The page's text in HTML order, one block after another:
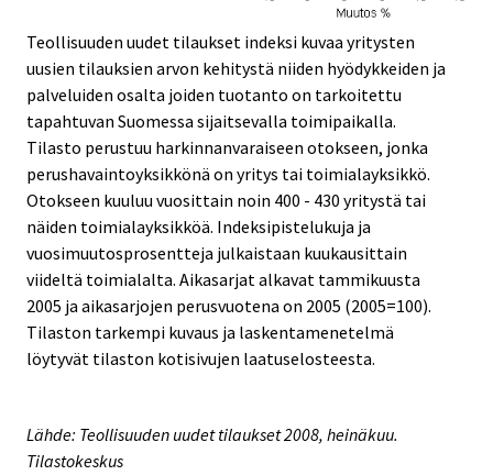
Teollisuuden uudet tilaukset indeksi kuvaa yritysten
uusien tilauksien arvon kehitystä niiden hyödykkeiden ja
palveluiden osalta joiden tuotanto on tarkoitettu
tapahtuvan Suomessa sijaitsevalla toimipaikalla.
Tilasto perustuu harkinnanvaraiseen otokseen, jonka
perushavaintoyksikkönä on yritys tai toimialayksikkö.
Otokseen kuuluu vuosittain noin 400 - 430 yritystä tai
näiden toimialayksikköä. Indeksipistelukuja ja
vuosimuutosprosentteja julkaistaan kuukausittain
viideltä toimialalta. Aikasarjat alkavat tammikuusta
2005 ja aikasarjojen perusvuotena on 2005 (2005=100).
Tilaston tarkempi kuvaus ja laskentamenetelmä
löytyvät tilaston kotisivujen laatuselosteesta.
Lähde: Teollisuuden uudet tilaukset 2008, heinäkuu.
Tilastokeskus